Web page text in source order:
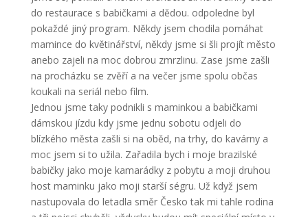
do restaurace s babičkami a dědou. odpoledne byl
pokaždé jiný program. Někdy jsem chodila pomáhat
mamince do květinářství, někdy jsme si šli projít město
anebo zajeli na moc dobrou zmrzlinu. Zase jsme zašli
na procházku se zvěří a na večer jsme spolu občas
koukali na seriál nebo film.
Jednou jsme taky podnikli s maminkou a babičkami
dámskou jízdu kdy jsme jednu sobotu odjeli do
blízkého města zašli si na oběd, na trhy, do kavárny a
moc jsem si to užila. Zařadila bych i moje brazilské
babičky jako moje kamarádky z pobytu a moji druhou
host maminku jako moji starší ségru. Už když jsem
nastupovala do letadla směr Česko tak mi tahle rodina